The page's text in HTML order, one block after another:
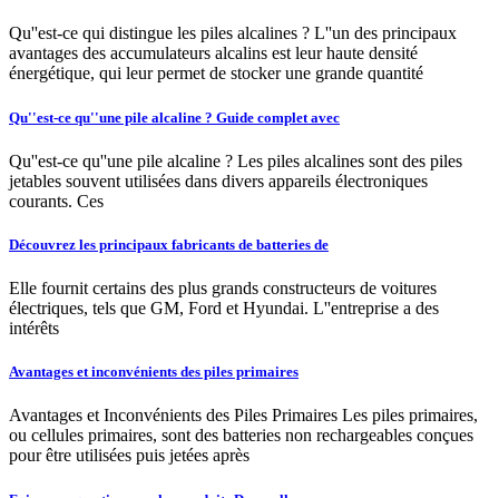
Qu''est-ce qui distingue les piles alcalines ? L''un des principaux
avantages des accumulateurs alcalins est leur haute densité
énergétique, qui leur permet de stocker une grande quantité
Qu''est-ce qu''une pile alcaline ? Guide complet avec
Qu''est-ce qu''une pile alcaline ? Les piles alcalines sont des piles
jetables souvent utilisées dans divers appareils électroniques
courants. Ces
Découvrez les principaux fabricants de batteries de
Elle fournit certains des plus grands constructeurs de voitures
électriques, tels que GM, Ford et Hyundai. L''entreprise a des
intérêts
Avantages et inconvénients des piles primaires
Avantages et Inconvénients des Piles Primaires Les piles primaires,
ou cellules primaires, sont des batteries non rechargeables conçues
pour être utilisées puis jetées après